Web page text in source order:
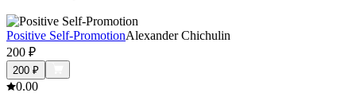
Positive Self-PromotionAlexander Chichulin
200 ₽
200 ₽
0.00